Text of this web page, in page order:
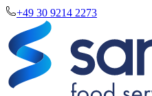
+49 30 9214 2273